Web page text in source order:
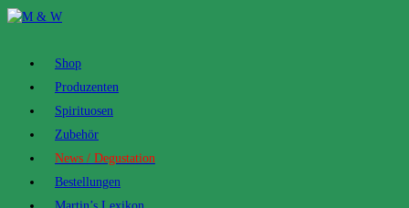
Zum
Shop
Produzenten
Spirituosen
Zubehör
News / Degustation
Bestellungen